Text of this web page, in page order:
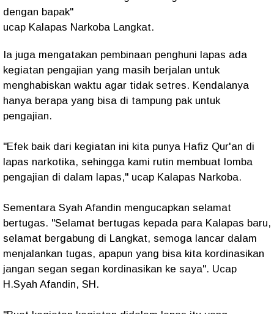
dengan bapak"
ucap Kalapas Narkoba Langkat.
Ia juga mengatakan pembinaan penghuni lapas ada
kegiatan pengajian yang masih berjalan untuk
menghabiskan waktu agar tidak setres. Kendalanya
hanya berapa yang bisa di tampung pak untuk
pengajian.
"Efek baik dari kegiatan ini kita punya Hafiz Qur'an di
lapas narkotika, sehingga kami rutin membuat lomba
pengajian di dalam lapas," ucap Kalapas Narkoba.
Sementara Syah Afandin mengucapkan selamat
bertugas. "Selamat bertugas kepada para Kalapas baru,
selamat bergabung di Langkat, semoga lancar dalam
menjalankan tugas, apapun yang bisa kita kordinasikan
jangan segan segan kordinasikan ke saya". Ucap
H.Syah Afandin, SH.